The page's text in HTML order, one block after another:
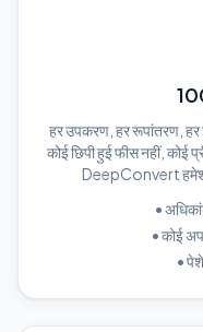
हर उपकरण, हर रूपांतरण, हर
कोई छिपी हुई फीस नहीं, कोई
DeepConvert हमेशा
•
•कोई
•